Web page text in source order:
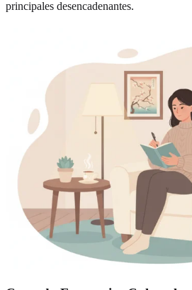
principales desencadenantes.